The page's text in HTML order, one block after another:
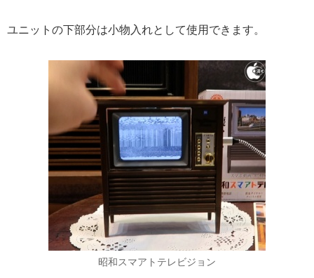
ユニットの下部分は小物入れとして使用できます。
昭和スマアトテレビジョン